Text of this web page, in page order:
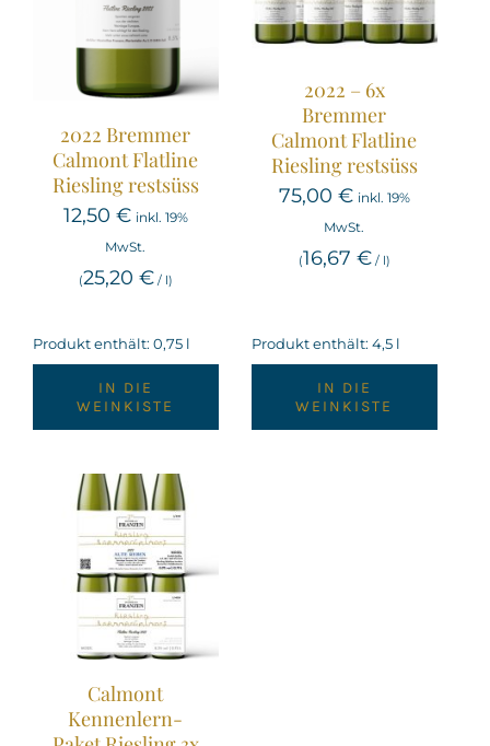
2022 Bremmer
Calmont Flatline
Riesling restsüss
12,50 € inkl. 19%
MwSt.
(25,20 €/ l)
Produkt enthält: 0,75 l
IN DIE
WEINKISTE
2022 – 6x
Bremmer
Calmont Flatline
Riesling restsüss
75,00 € inkl. 19%
MwSt.
(16,67 €/ l)
Produkt enthält: 4,5 l
IN DIE
WEINKISTE
Calmont
Kennenlern-